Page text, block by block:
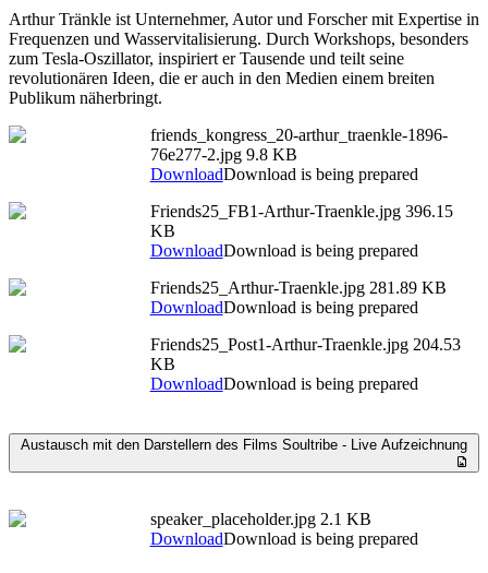
Arthur Tränkle ist Unternehmer, Autor und Forscher mit Expertise in
Frequenzen und Wasservitalisierung. Durch Workshops, besonders
zum Tesla-Oszillator, inspiriert er Tausende und teilt seine
revolutionären Ideen, die er auch in den Medien einem breiten
Publikum näherbringt.
friends_kongress_20-arthur_traenkle-1896-
76e277-2.jpg 9.8 KB
DownloadDownload is being prepared
Friends25_FB1-Arthur-Traenkle.jpg 396.15
KB
DownloadDownload is being prepared
Friends25_Arthur-Traenkle.jpg 281.89 KB
DownloadDownload is being prepared
Friends25_Post1-Arthur-Traenkle.jpg 204.53
KB
DownloadDownload is being prepared
Austausch mit den Darstellern des Films Soultribe - Live Aufzeichnung
speaker_placeholder.jpg 2.1 KB
DownloadDownload is being prepared